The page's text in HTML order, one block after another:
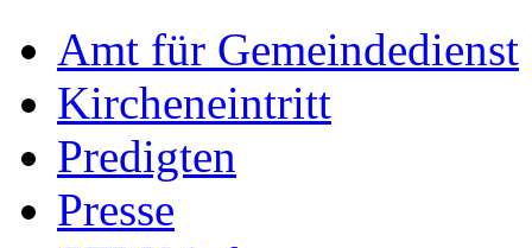
Amt für Gemeindedienst
Kircheneintritt
Predigten
Presse